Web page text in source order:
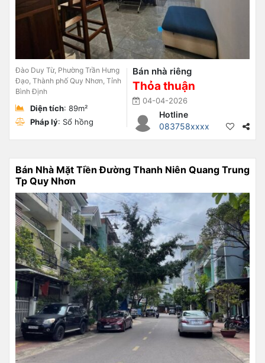
Đào Duy Từ, Phường Trần Hưng
Đạo, Thành phố Quy Nhơn, Tỉnh
Bình Định
Diện tích: 89m²
Pháp lý: Sổ hồng
Bán nhà riêng
Thỏa thuận
04-04-2026
Hotline
083758xxxx
Bán Nhà Mặt Tiền Đường Thanh Niên Quang Trung
Tp Quy Nhơn